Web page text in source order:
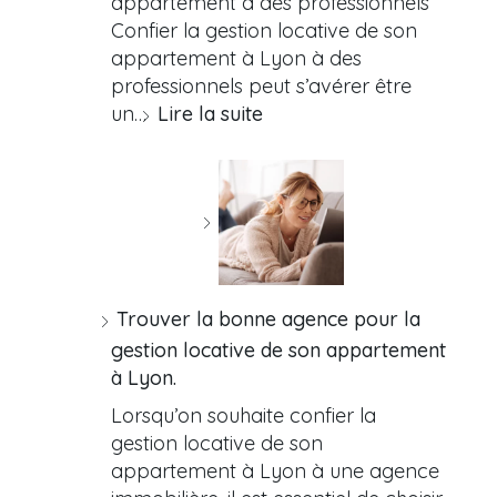
Confier la gestion locative de son
appartement à Lyon à des
professionnels peut s’avérer être
un… Lire la suite
Trouver la bonne agence pour la
gestion locative de son appartement
à Lyon.
Lorsqu’on souhaite confier la
gestion locative de son
appartement à Lyon à une agence